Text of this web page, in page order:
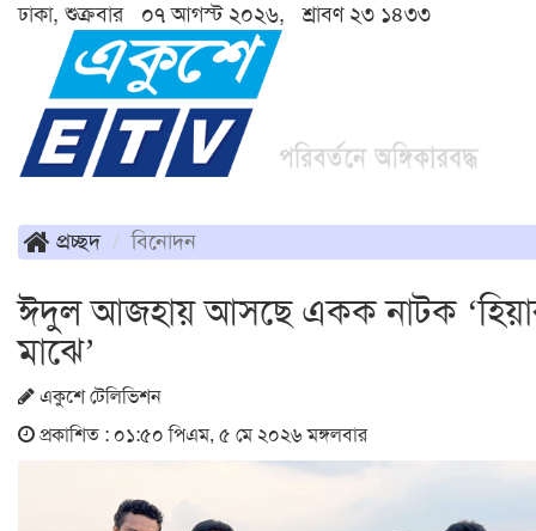
ঢাকা, শুক্রবার ০৭ আগস্ট ২০২৬, শ্রাবণ ২৩ ১৪৩৩
প্রচ্ছদ বিনোদন
ঈদুল আজহায় আসছে একক নাটক
মাঝে’
একুশে টেলিভিশন
প্রকাশিত : ০১:৫০ পিএম, ৫ মে ২০২৬ মঙ্গলবার